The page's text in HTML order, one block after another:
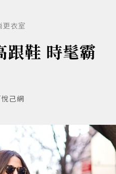
更衣室
跟鞋 時髦霸
己網